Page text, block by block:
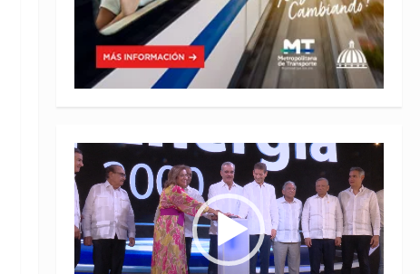
Reproductor
de
vídeo